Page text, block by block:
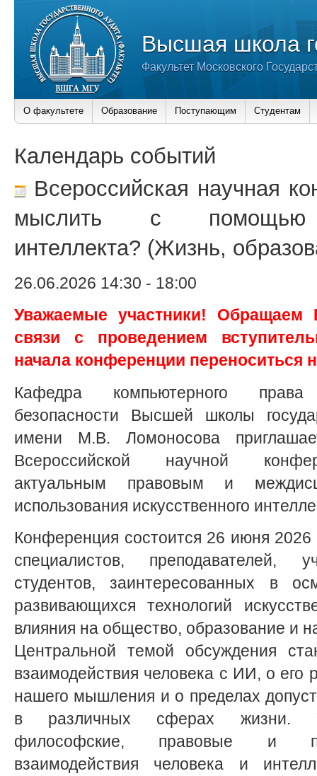
Высшая школа
Факультет Московского
О факультете Образование Поступающим Студентам
Календарь событий
Всероссийская научная
мыслить с помощью
интеллекта? (Жизнь,
26.06.2026 14:30 - 18:00
Уважаемые участники!
связи с проведением
начала конференции переноситься
Кафедра компьютерного
безопасности Высшей школы
имени М.В. Ломоносова
Всероссийской научной
актуальным правовым и
использования искусственного
Конференция состоится 26 июня 2026
специалистов, преподавателей,
студентов, заинтересованных в
развивающихся технологий
влияния на общество, образование и
Центральной темой обсуждения
взаимодействия человека с ИИ, о
нашего мышления и о пределах
в различных сферах жизни.
философские, правовые и
взаимодействия человека и